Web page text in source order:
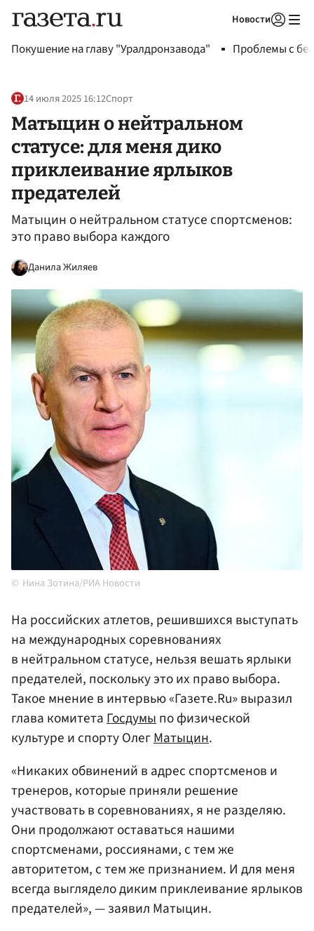
Новости
Покушение на главу "Уралдронзавода" Проблемы с
14 июля 2025 16:12Спорт
Матыцин о нейтральном
статусе: для меня дико
приклеивание ярлыков
предателей
Матыцин о нейтральном статусе спортсменов:
это право выбора каждого
Данила Жиляев
Нина Зотина/РИА Новости
На российских атлетов, решившихся выступать
на международных соревнованиях
в нейтральном статусе, нельзя вешать ярлыки
предателей, поскольку это их право выбора.
Такое мнение в интервью «Газете.Ru» выразил
глава комитетаГосдумыпо физической
культуре и спорту ОлегМатыцин.
«Никаких обвинений в адрес спортсменов и
тренеров, которые приняли решение
участвовать в соревнованиях, я не разделяю.
Они продолжают оставаться нашими
спортсменами, россиянами, с тем же
авторитетом, с тем же признанием. И для меня
всегда выглядело диким приклеивание ярлыков
предателей», — заявил Матыцин.